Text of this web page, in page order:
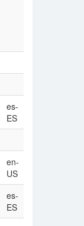
es-
ES
en-
US
es-
ES